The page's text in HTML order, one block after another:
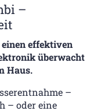
–
einen effektiven
überwacht
Haus.
–
– oder eine